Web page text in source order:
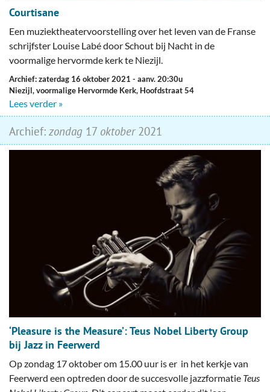
Courtisane
Een muziektheatervoorstelling over het leven van de Franse
schrijfster Louise Labé door Schout bij Nacht in de
voormalige hervormde kerk te Niezijl.
Archief: zaterdag 16 oktober 2021 - aanv. 20:30u
Niezijl, voormalige Hervormde Kerk, Hoofdstraat 54
Lees verder »
Archief: zondag 17 oktober2021
‘Pleasure is the Measure’: Teus Nobel Liberty Group
bij Jazz in Feerwerd
Op zondag 17 oktober om 15.00 uur is er in het kerkje van
Feerwerd een optreden door de succesvolle jazzformatie Teus